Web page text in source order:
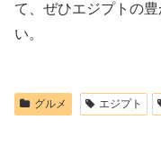
て、ぜひエジプトの
い。
グルメ エジプト